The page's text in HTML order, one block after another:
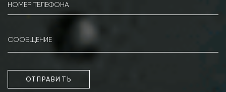
Насосы серии MG
Насосы серии Kordis
Фекальные погружные насосы
Насосы серии PD
Насосы серии WQ
ОТПРАВИТЬ